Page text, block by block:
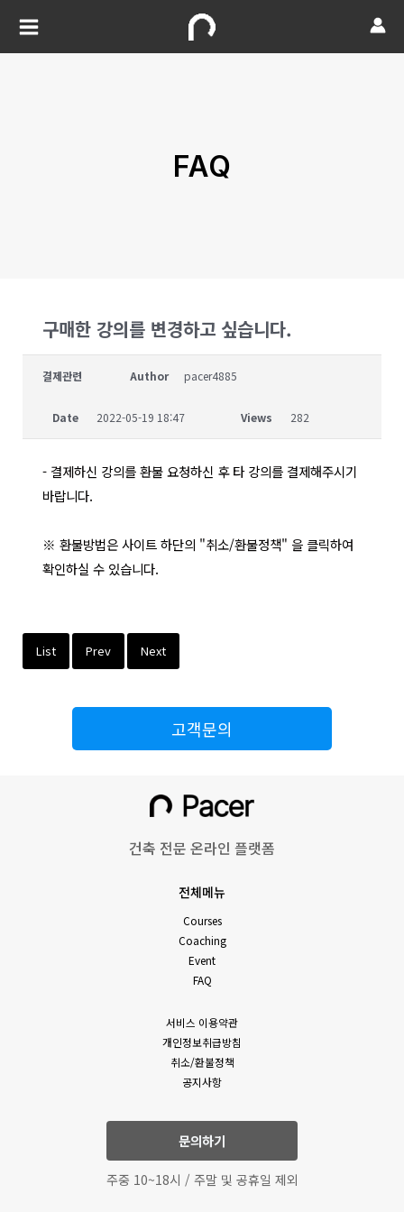
FAQ
구매한 강의를 변경하고 싶습니다.
결제관련 Author pacer4885
Date 2022-05-19 18:47 Views 282
- 결제하신 강의를 환불 요청하신 후 타 강의를 결제해주시기
바랍니다.
※ 환불방법은 사이트 하단의 "취소/환불정책" 을 클릭하여
확인하실 수 있습니다.
List Prev Next
고객문의
건축 전문 온라인 플랫폼
전체메뉴
Courses
Coaching
Event
FAQ
서비스 이용약관
개인정보취급방침
취소/환불정책
공지사항
문의하기
주중 10~18시 / 주말 및 공휴일 제외